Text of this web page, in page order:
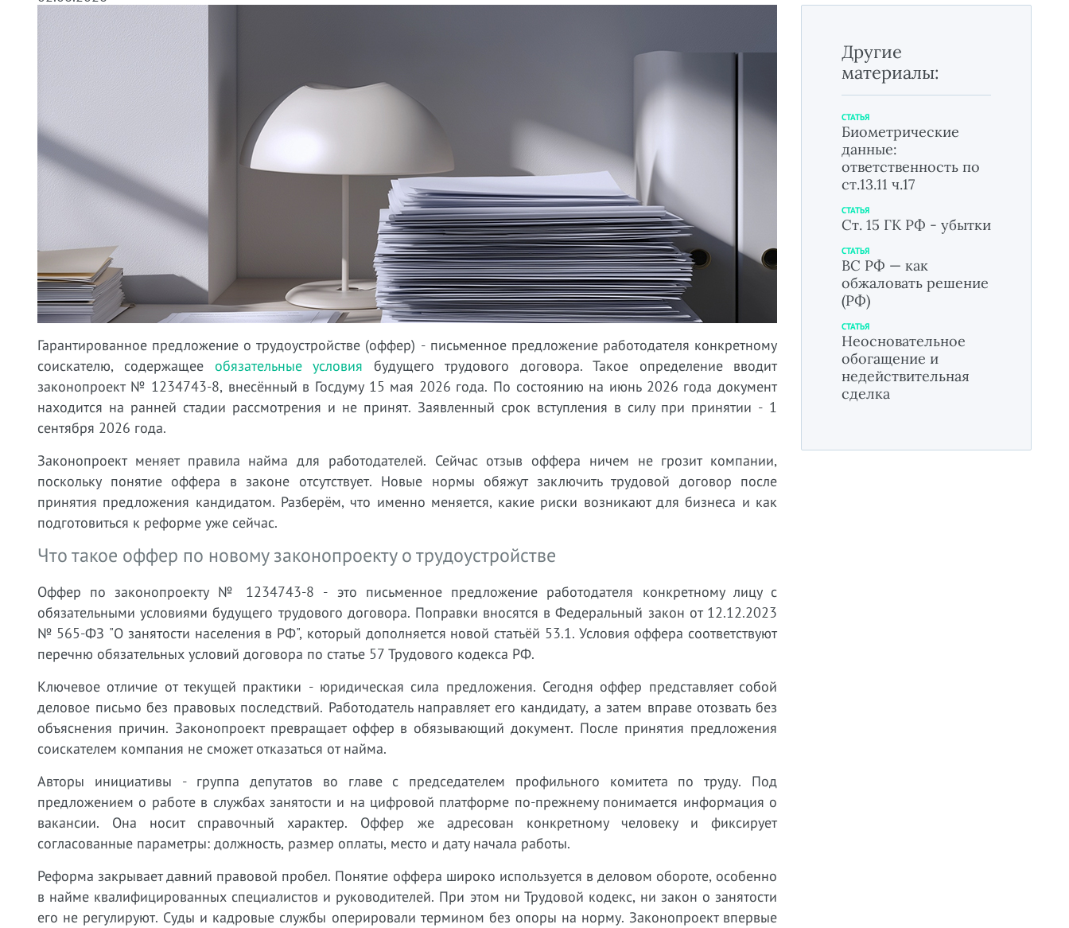
Гарантированное предложение о трудоустройстве (оффер) - письменное предложение работодателя конкретному
соискателю, содержащее обязательные условия будущего трудового договора. Такое определение вводит
законопроект № 1234743-8, внесённый в Госдуму 15 мая 2026 года. По состоянию на июнь 2026 года документ
находится на ранней стадии рассмотрения и не принят. Заявленный срок вступления в силу при принятии - 1
сентября 2026 года.
Законопроект меняет правила найма для работодателей. Сейчас отзыв оффера ничем не грозит компании,
поскольку понятие оффера в законе отсутствует. Новые нормы обяжут заключить трудовой договор после
принятия предложения кандидатом. Разберём, что именно меняется, какие риски возникают для бизнеса и как
подготовиться к реформе уже сейчас.
Что такое оффер по новому законопроекту о трудоустройстве
Оффер по законопроекту № 1234743-8 - это письменное предложение работодателя конкретному лицу с
обязательными условиями будущего трудового договора. Поправки вносятся в Федеральный закон от 12.12.2023
№ 565-ФЗ "О занятости населения в РФ", который дополняется новой статьёй 53.1. Условия оффера соответствуют
перечню обязательных условий договора по статье 57 Трудового кодекса РФ.
Ключевое отличие от текущей практики - юридическая сила предложения. Сегодня оффер представляет собой
деловое письмо без правовых последствий. Работодатель направляет его кандидату, а затем вправе отозвать без
объяснения причин. Законопроект превращает оффер в обязывающий документ. После принятия предложения
соискателем компания не сможет отказаться от найма.
Авторы инициативы - группа депутатов во главе с председателем профильного комитета по труду. Под
предложением о работе в службах занятости и на цифровой платформе по-прежнему понимается информация о
вакансии. Она носит справочный характер. Оффер же адресован конкретному человеку и фиксирует
согласованные параметры: должность, размер оплаты, место и дату начала работы.
Реформа закрывает давний правовой пробел. Понятие оффера широко используется в деловом обороте, особенно
в найме квалифицированных специалистов и руководителей. При этом ни Трудовой кодекс, ни закон о занятости
его не регулируют. Суды и кадровые службы оперировали термином без опоры на норму. Законопроект впервые
Другие
материалы:
СТАТЬЯ
Биометрические
данные:
ответственность по
ст.13.11 ч.17
СТАТЬЯ
Ст. 15 ГК РФ - убытки
СТАТЬЯ
ВС РФ — как
обжаловать решение
(РФ)
СТАТЬЯ
Неосновательное
обогащение и
недействительная
сделка